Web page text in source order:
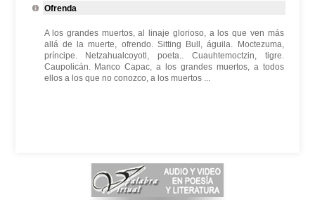
Ofrenda
A los grandes muertos, al linaje glorioso, a los que ven más
allá de la muerte, ofrendo. Sitting Bull, águila. Moctezuma,
príncipe. Netzahualcoyotl, poeta.. Cuauhtemoctzin, tigre.
Caupolicán. Manco Capac, a los grandes muertos, a todos
ellos a los que no conozco, a los muertos ...